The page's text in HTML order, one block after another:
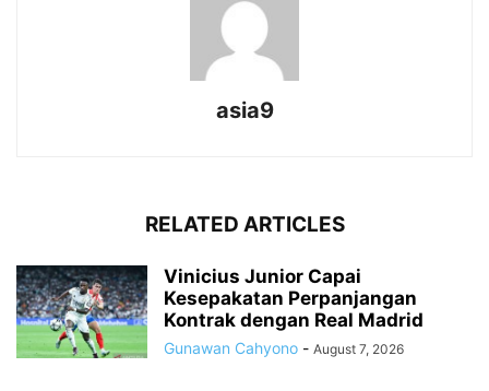
asia9
RELATED ARTICLES
Vinicius Junior Capai
Kesepakatan Perpanjangan
Kontrak dengan Real Madrid
Gunawan Cahyono - August 7, 2026